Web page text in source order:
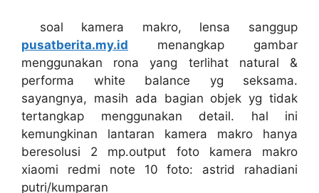
soal kamera makro, lensa sanggup
pusatberita.my.id menangkap gambar
menggunakan rona yang terlihat natural &
performa white balance yg seksama.
sayangnya, masih ada bagian objek yg tidak
tertangkap menggunakan detail. hal ini
kemungkinan lantaran kamera makro hanya
beresolusi 2 mp.output foto kamera makro
xiaomi redmi note 10 foto: astrid rahadiani
putri/kumparan